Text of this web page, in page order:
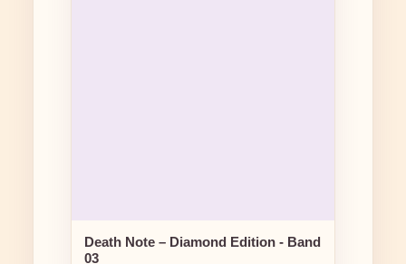
Death Note – Diamond Edition - Band
03